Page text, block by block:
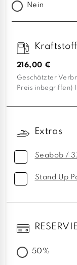
Nein
Kraftstoff
216,00 €
Geschätzter
Preis inbegriffen)
Extras
Seabob /
Stand Up
50%